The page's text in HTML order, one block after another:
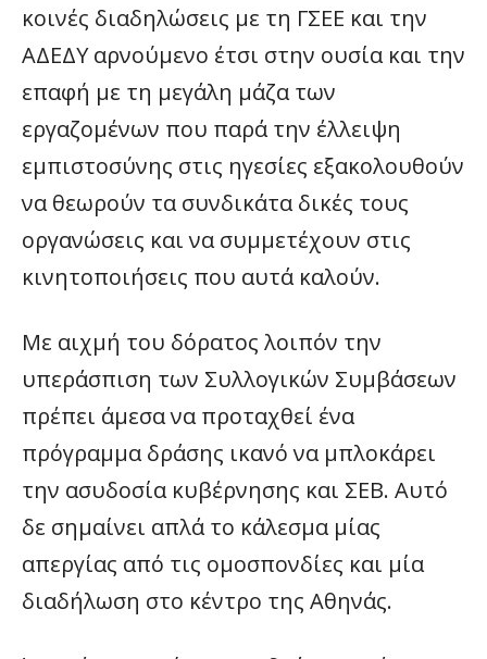
κοινές διαδηλώσεις με τη ΓΣΕΕ και την
ΑΔΕΔΥ αρνούμενο έτσι στην ουσία και την
επαφή με τη μεγάλη μάζα των
εργαζομένων που παρά την έλλειψη
εμπιστοσύνης στις ηγεσίες εξακολουθούν
να θεωρούν τα συνδικάτα δικές τους
οργανώσεις και να συμμετέχουν στις
κινητοποιήσεις που αυτά καλούν.
Με αιχμή του δόρατος λοιπόν την
υπεράσπιση των Συλλογικών Συμβάσεων
πρέπει άμεσα να προταχθεί ένα
πρόγραμμα δράσης ικανό να μπλοκάρει
την ασυδοσία κυβέρνησης και ΣΕΒ. Αυτό
δε σημαίνει απλά το κάλεσμα μίας
απεργίας από τις ομοσπονδίες και μία
διαδήλωση στο κέντρο της Αθηνάς.